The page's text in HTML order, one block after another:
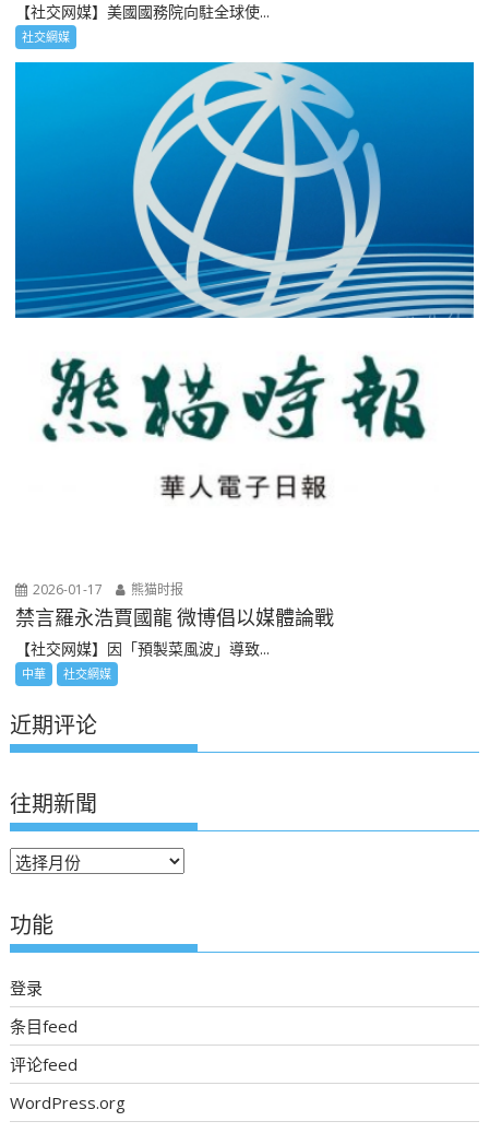
【社交网媒】美國國務院向駐全球使...
社交網媒
2026-01-17 熊猫时报
禁言羅永浩賈國龍 微博倡以媒體論戰
【社交网媒】因「預製菜風波」導致...
中華 社交網媒
近期评论
往期新聞
往
新
聞
功能
登录
条目feed
评论feed
WordPress.org